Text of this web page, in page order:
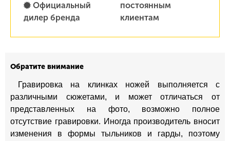
Официальный
дилер бренда
постоянным
клиентам
Обратите внимание
Гравировка на клинках ножей выполняется с
различными сюжетами, и может отличаться от
представленных на фото, возможно полное
отсутствие гравировки. Иногда производитель вносит
изменения в формы тыльников и гарды, поэтому